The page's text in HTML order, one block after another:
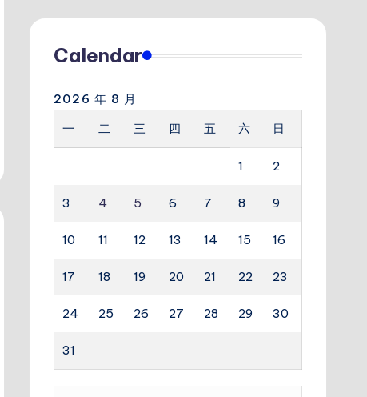
Calendar
2026 年 8 月
一
二 三 四 五 六 日
1 2
3 4 5 6 7 8 9
10 11 12 13 14 15 16
17 18 19 20 21 22 23
24 25 26 27 28 29 30
31